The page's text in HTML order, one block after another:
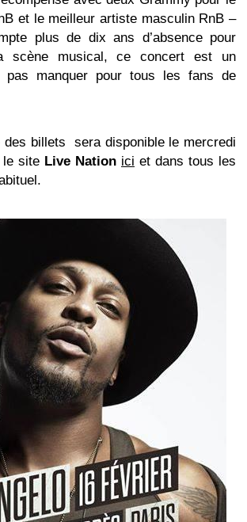
et le meilleur artiste masculin RnB –
plus de dix ans d’absence pour
scène musical, ce concert est un
pas manquer pour tous les fans de
des billets sera disponible le mercredi
le site Live Nation ici et dans tous les